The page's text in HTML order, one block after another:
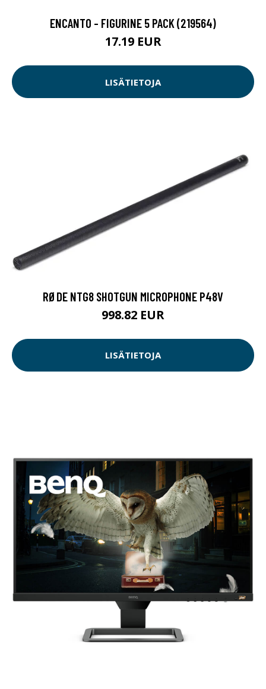
ENCANTO - FIGURINE 5 PACK (219564)
17.19 EUR
LISÄTIETOJA
RØDE NTG8 SHOTGUN MICROPHONE P48V
998.82 EUR
LISÄTIETOJA